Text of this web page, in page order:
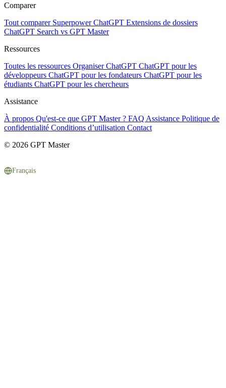
Comparer
Tout comparer Superpower ChatGPT Extensions de dossiers
ChatGPT Search vs GPT Master
Ressources
Toutes les ressources Organiser ChatGPT ChatGPT pour les
développeurs ChatGPT pour les fondateurs ChatGPT pour les
étudiants ChatGPT pour les chercheurs
Assistance
À propos Qu'est-ce que GPT Master ? FAQ Assistance Politique de
confidentialité Conditions d’utilisation Contact
© 2026 GPT Master
Français